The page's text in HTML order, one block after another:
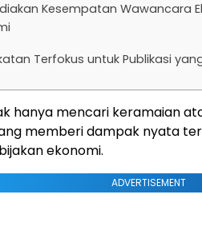
Kesempatan Wawancara
Terfokus untuk Publikasi
hanya mencari keramaian
memberi dampak nyata
ekonomi.
ADVERTISEMENT